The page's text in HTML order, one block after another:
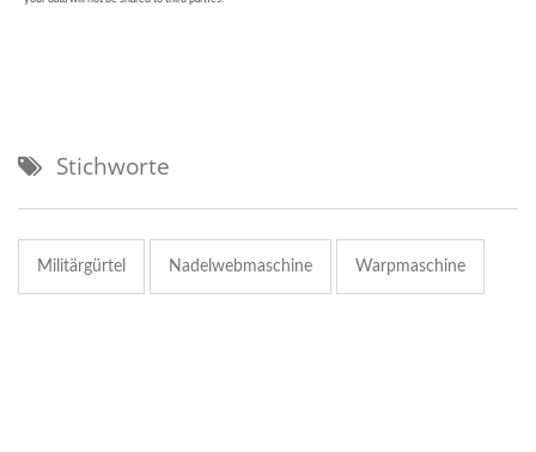
Stichworte
Militärgürtel Nadelwebmaschine Warpmaschine